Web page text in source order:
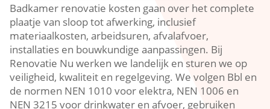
Badkamer renovatie kosten gaan over het complete
plaatje van sloop tot afwerking, inclusief
materiaalkosten, arbeidsuren, afvalafvoer,
installaties en bouwkundige aanpassingen.​ Bij
Renovatie Nu werken we landelijk en sturen we op
veiligheid, kwaliteit en regelgeving.​ We volgen Bbl en
de normen NEN 1010 voor elektra, NEN 1006 en
NEN 3215 voor drinkwater en afvoer, gebruiken